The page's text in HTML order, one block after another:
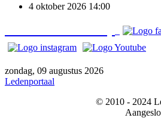
4 oktober 2026 14:00
zondag, 09 augustus 2026
Ledenportaal
© 2010 - 2024